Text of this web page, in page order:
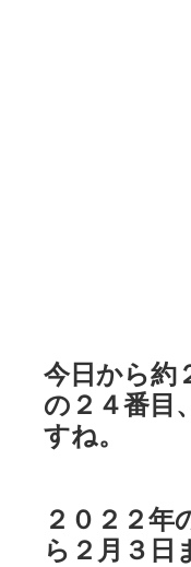
今日から約
の２４番目
すね。
２０２２年
ら２月３日